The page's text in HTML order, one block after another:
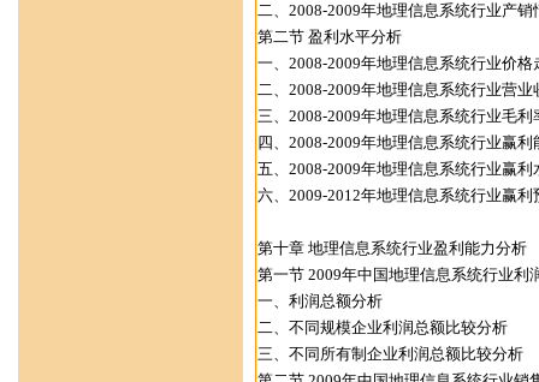
二、2008-2009年地理信息系统行业产销
第二节 盈利水平分析
一、2008-2009年地理信息系统行业价格
二、2008-2009年地理信息系统行业营业
三、2008-2009年地理信息系统行业毛利
四、2008-2009年地理信息系统行业赢利
五、2008-2009年地理信息系统行业赢利
六、2009-2012年地理信息系统行业赢利
第十章 地理信息系统行业盈利能力分析
第一节 2009年中国地理信息系统行业利
一、利润总额分析
二、不同规模企业利润总额比较分析
三、不同所有制企业利润总额比较分析